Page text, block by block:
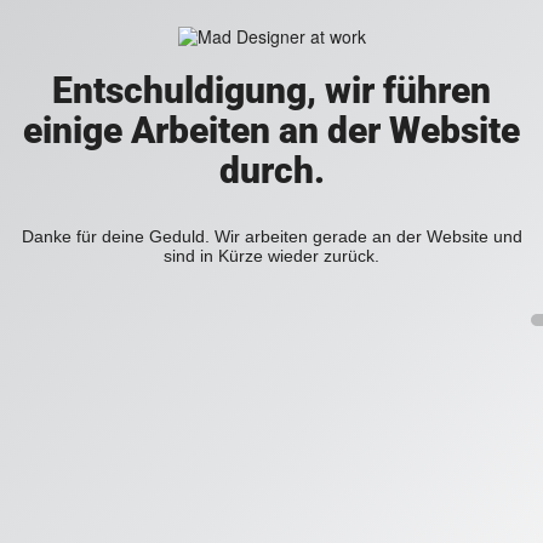
Entschuldigung, wir führen
einige Arbeiten an der Website
durch.
Danke für deine Geduld. Wir arbeiten gerade an der Website und
sind in Kürze wieder zurück.